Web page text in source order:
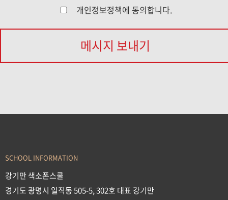
개인정보정책에 동의합니다.
메시지 보내기
SCHOOL INFORMATION
강기만 색소폰스쿨
경기도 광명시 일직동 505-5, 302호 대표 강기만